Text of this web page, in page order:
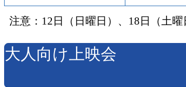
注意：12日（日曜日）、18日（土
大人向け上映会